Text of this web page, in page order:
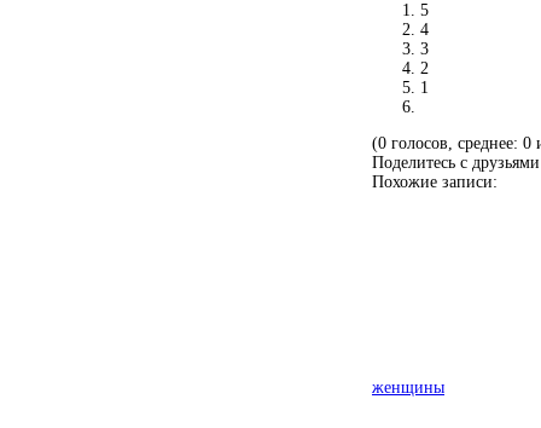
5
4
3
2
1
(0 голосов, среднее: 0
Поделитесь с
Похожие записи:
женщины